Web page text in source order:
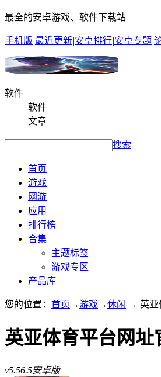
最全的安卓游戏、软件下载站
手机版|最近更新|安卓排行|安卓专题|
软件
软件
文章
搜索
首页
游戏
网游
应用
排行榜
合集
主题标签
游戏专区
产品库
您的位置： 首页 →游戏→休闲 → 英亚
英亚体育平台网址
v5.56.5安卓版